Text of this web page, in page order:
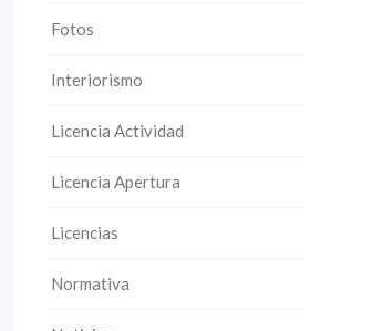
Fotos
Interiorismo
Licencia Actividad
Licencia Apertura
Licencias
Normativa